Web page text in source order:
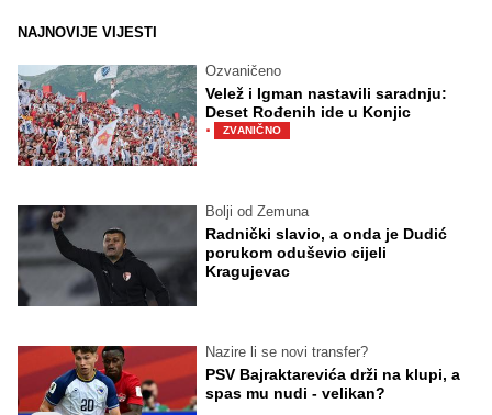
NAJNOVIJE VIJESTI
Ozvaničeno
Velež i Igman nastavili saradnju:
Deset Rođenih ide u Konjic
· ZVANIČNO
Bolji od Zemuna
Radnički slavio, a onda je Dudić
porukom oduševio cijeli
Kragujevac
Nazire li se novi transfer?
PSV Bajraktarevića drži na klupi, a
spas mu nudi - velikan?